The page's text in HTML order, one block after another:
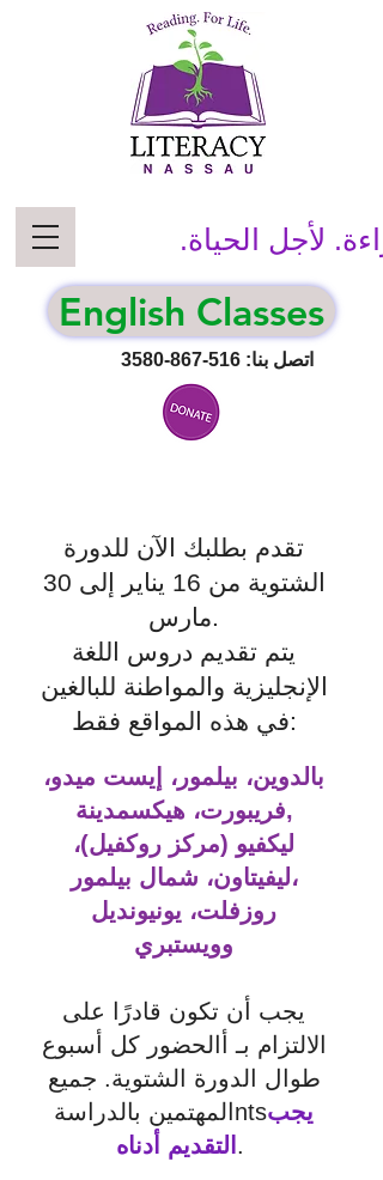
اتصل بنا: 516-867-3580
لأجل الحياة.
English Classes
تقدم بطلبك الآن للدورة
الشتوية من 16 يناير إلى 30
مارس.
يتم تقديم دروس اللغة
الإنجليزية والمواطنة للبالغين
في هذه المواقع فقط:
بالدوين، بيلمور، إيست ميدو،
فريبورت، هيكسمدينة,
ليكفيو (مركز روكفيل)،
ليفيتاون، شمال بيلمور،
روزفلت، يونيونديل
وويستبري
يجب أن تكون قادرًا على
الالتزام بـ أ
الحضور كل أسبوع
طوال الدورة الشتوية. جميع
المهتمين بالدراسة ntsيجب
التقديم أدناه .